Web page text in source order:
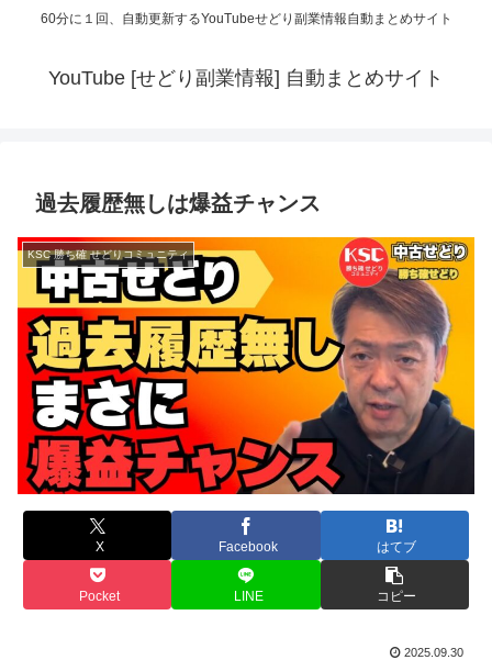
60分に１回、自動更新するYouTubeせどり副業情報自動まとめサイト
YouTube [せどり副業情報] 自動まとめサイト
過去履歴無しは爆益チャンス
KSC 勝ち確 せどりコミュニティ
X Facebook はてブ
Pocket LINE コピー
2025.09.30